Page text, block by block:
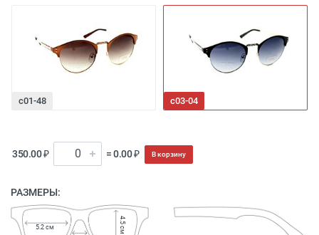
с01-48 с03-04
350.00 ₽ = 0.00 ₽ В корзину
РАЗМЕРЫ:
5.2 см 4.5 см